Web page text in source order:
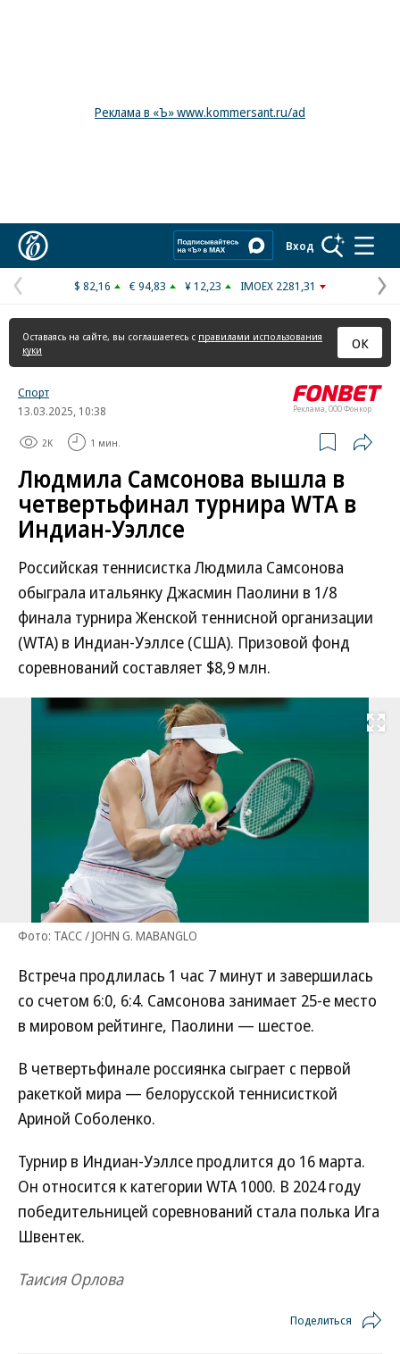
Реклама в «Ъ» www.kommersant.ru/ad
Вход
Предыдущая
страница
$ 82,16 € 94,83 ¥ 12,23 IMOEX 2281,31
Оставаясь на сайте, вы соглашаетесь с правилами использования
куки
ОК
Реклама, ООО Фонкор
Спорт
13.03.2025, 10:38
2K 1 мин.
Людмила Самсонова вышла в
четвертьфинал турнира WTA в
Индиан-Уэллсе
Российская теннисистка Людмила Самсонова
обыграла итальянку Джасмин Паолини в 1/8
финала турнира Женской теннисной организации
(WTA) в Индиан-Уэллсе (США). Призовой фонд
соревнований составляет $8,9 млн.
Развернуть
Фото: ТАСС / JOHN G. MABANGLO
Встреча продлилась 1 час 7 минут и завершилась
со счетом 6:0, 6:4. Самсонова занимает 25-е место
в мировом рейтинге, Паолини — шестое.
В четвертьфинале россиянка сыграет с первой
ракеткой мира — белорусской теннисисткой
Ариной Соболенко.
Турнир в Индиан-Уэллсе продлится до 16 марта.
Он относится к категории WTA 1000. В 2024 году
победительницей соревнований стала полька Ига
Швентек.
Таисия Орлова
Поделиться